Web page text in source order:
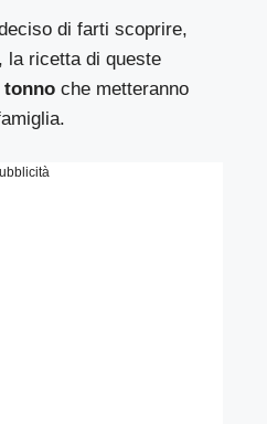
di farti scoprire,
la ricetta di queste
tonno che metteranno